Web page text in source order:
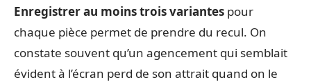
Enregistrer au moins trois variantes pour
chaque pièce permet de prendre du recul. On
constate souvent qu’un agencement qui semblait
évident à l’écran perd de son attrait quand on le